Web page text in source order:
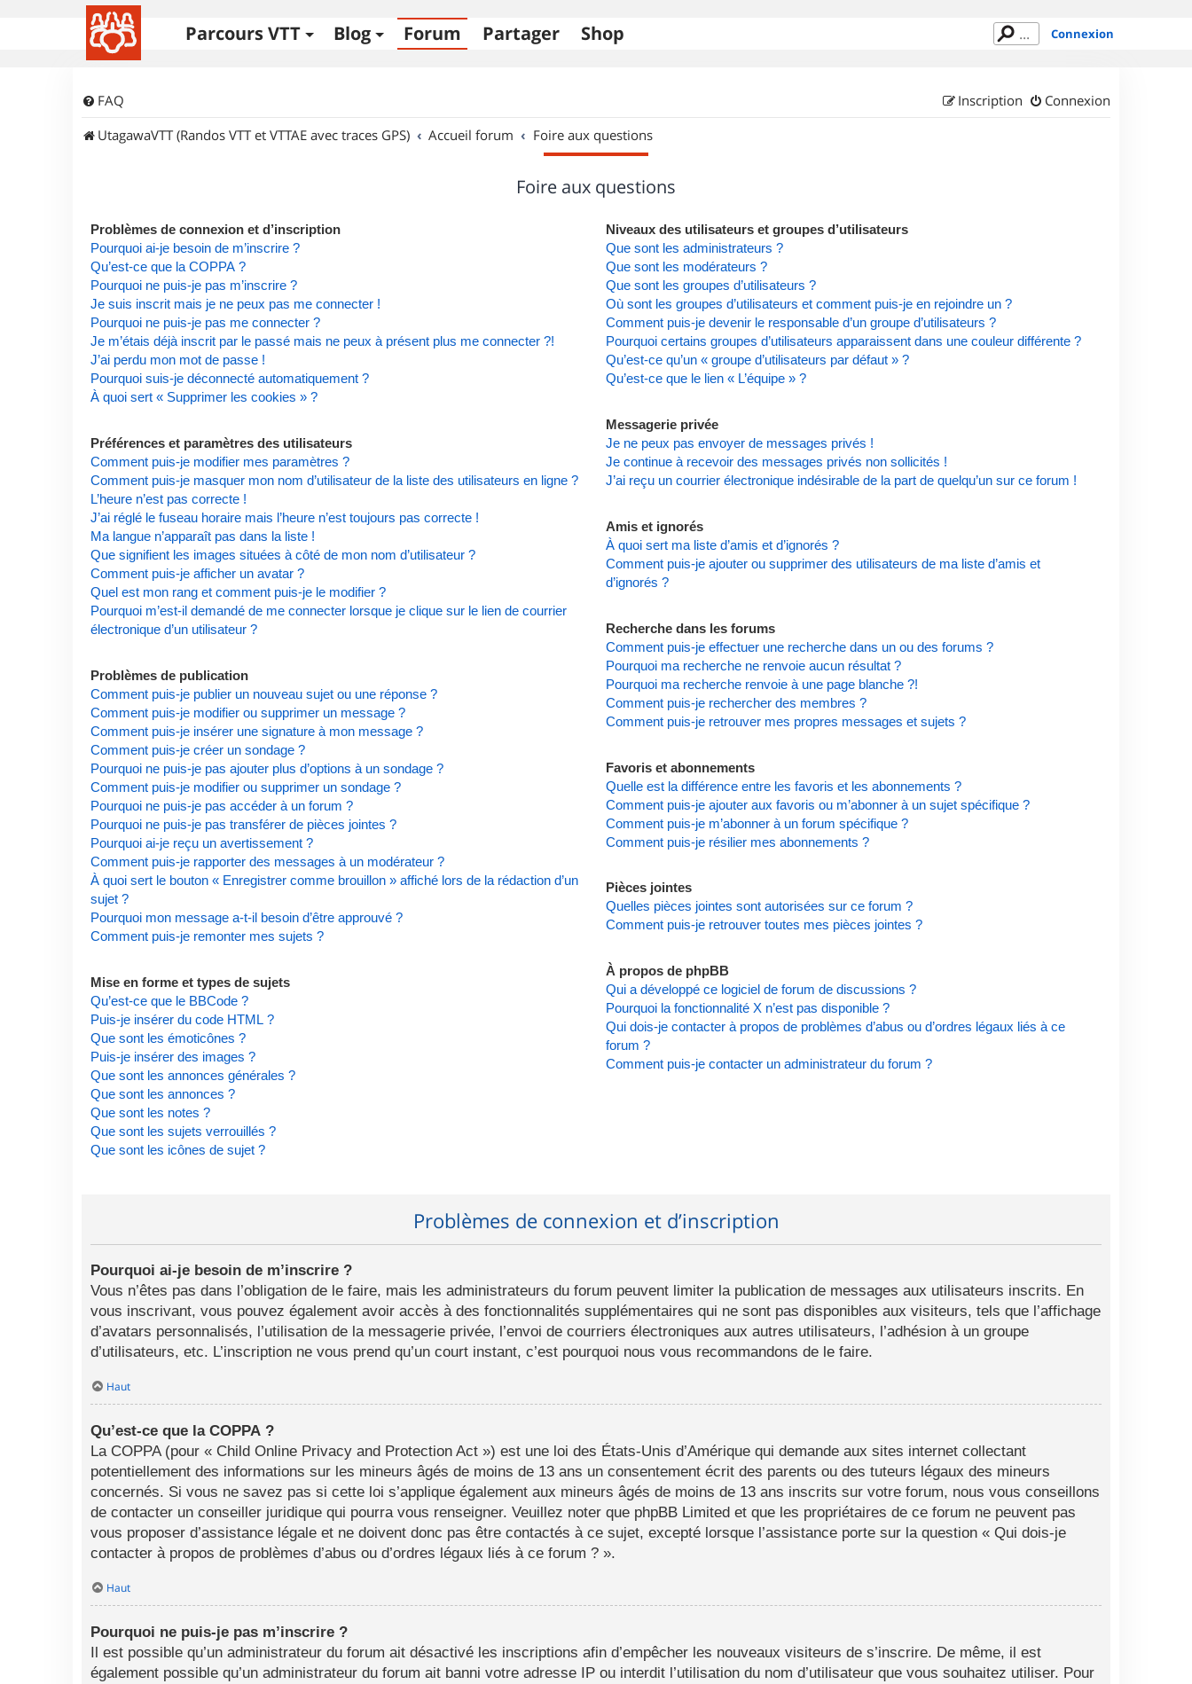
Parcours VTT Blog Forum Partager Shop Connexion
FAQ Connexion
Inscription
UtagawaVTT (Randos VTT et VTTAE avec traces GPS)
Accueil forum Foire aux questions
Foire aux questions
Problèmes de connexion et d’inscription
Pourquoi ai-je besoin de m’inscrire ?
Qu’est-ce que la COPPA ?
Pourquoi ne puis-je pas m’inscrire ?
Je suis inscrit mais je ne peux pas me connecter !
Pourquoi ne puis-je pas me connecter ?
Je m’étais déjà inscrit par le passé mais ne peux à présent plus me connecter ?!
J’ai perdu mon mot de passe !
Pourquoi suis-je déconnecté automatiquement ?
À quoi sert « Supprimer les cookies » ?
Préférences et paramètres des utilisateurs
Comment puis-je modifier mes paramètres ?
Comment puis-je masquer mon nom d’utilisateur de la liste des utilisateurs en ligne ?
L’heure n’est pas correcte !
J’ai réglé le fuseau horaire mais l’heure n’est toujours pas correcte !
Ma langue n’apparaît pas dans la liste !
Que signifient les images situées à côté de mon nom d’utilisateur ?
Comment puis-je afficher un avatar ?
Quel est mon rang et comment puis-je le modifier ?
Pourquoi m’est-il demandé de me connecter lorsque je clique sur le lien de courrier
électronique d’un utilisateur ?
Problèmes de publication
Comment puis-je publier un nouveau sujet ou une réponse ?
Comment puis-je modifier ou supprimer un message ?
Comment puis-je insérer une signature à mon message ?
Comment puis-je créer un sondage ?
Pourquoi ne puis-je pas ajouter plus d’options à un sondage ?
Comment puis-je modifier ou supprimer un sondage ?
Pourquoi ne puis-je pas accéder à un forum ?
Pourquoi ne puis-je pas transférer de pièces jointes ?
Pourquoi ai-je reçu un avertissement ?
Comment puis-je rapporter des messages à un modérateur ?
À quoi sert le bouton « Enregistrer comme brouillon » affiché lors de la rédaction d’un
sujet ?
Pourquoi mon message a-t-il besoin d’être approuvé ?
Comment puis-je remonter mes sujets ?
Mise en forme et types de sujets
Qu’est-ce que le BBCode ?
Puis-je insérer du code HTML ?
Que sont les émoticônes ?
Puis-je insérer des images ?
Que sont les annonces générales ?
Que sont les annonces ?
Que sont les notes ?
Que sont les sujets verrouillés ?
Que sont les icônes de sujet ?
Niveaux des utilisateurs et groupes d’utilisateurs
Que sont les administrateurs ?
Que sont les modérateurs ?
Que sont les groupes d’utilisateurs ?
Où sont les groupes d’utilisateurs et comment puis-je en rejoindre un ?
Comment puis-je devenir le responsable d’un groupe d’utilisateurs ?
Pourquoi certains groupes d’utilisateurs apparaissent dans une couleur différente ?
Qu’est-ce qu’un « groupe d’utilisateurs par défaut » ?
Qu’est-ce que le lien « L’équipe » ?
Messagerie privée
Je ne peux pas envoyer de messages privés !
Je continue à recevoir des messages privés non sollicités !
J’ai reçu un courrier électronique indésirable de la part de quelqu’un sur ce forum !
Amis et ignorés
À quoi sert ma liste d’amis et d’ignorés ?
Comment puis-je ajouter ou supprimer des utilisateurs de ma liste d’amis et
d’ignorés ?
Recherche dans les forums
Comment puis-je effectuer une recherche dans un ou des forums ?
Pourquoi ma recherche ne renvoie aucun résultat ?
Pourquoi ma recherche renvoie à une page blanche ?!
Comment puis-je rechercher des membres ?
Comment puis-je retrouver mes propres messages et sujets ?
Favoris et abonnements
Quelle est la différence entre les favoris et les abonnements ?
Comment puis-je ajouter aux favoris ou m’abonner à un sujet spécifique ?
Comment puis-je m’abonner à un forum spécifique ?
Comment puis-je résilier mes abonnements ?
Pièces jointes
Quelles pièces jointes sont autorisées sur ce forum ?
Comment puis-je retrouver toutes mes pièces jointes ?
À propos de phpBB
Qui a développé ce logiciel de forum de discussions ?
Pourquoi la fonctionnalité X n’est pas disponible ?
Qui dois-je contacter à propos de problèmes d’abus ou d’ordres légaux liés à ce
forum ?
Comment puis-je contacter un administrateur du forum ?
Problèmes de connexion et d’inscription
Pourquoi ai-je besoin de m’inscrire ?
Vous n’êtes pas dans l’obligation de le faire, mais les administrateurs du forum peuvent limiter la publication de messages aux utilisateurs inscrits. En
vous inscrivant, vous pouvez également avoir accès à des fonctionnalités supplémentaires qui ne sont pas disponibles aux visiteurs, tels que l’affichage
d’avatars personnalisés, l’utilisation de la messagerie privée, l’envoi de courriers électroniques aux autres utilisateurs, l’adhésion à un groupe
d’utilisateurs, etc. L’inscription ne vous prend qu’un court instant, c’est pourquoi nous vous recommandons de le faire.
Haut
Qu’est-ce que la COPPA ?
La COPPA (pour « Child Online Privacy and Protection Act ») est une loi des États-Unis d’Amérique qui demande aux sites internet collectant
potentiellement des informations sur les mineurs âgés de moins de 13 ans un consentement écrit des parents ou des tuteurs légaux des mineurs
concernés. Si vous ne savez pas si cette loi s’applique également aux mineurs âgés de moins de 13 ans inscrits sur votre forum, nous vous conseillons
de contacter un conseiller juridique qui pourra vous renseigner. Veuillez noter que phpBB Limited et que les propriétaires de ce forum ne peuvent pas
vous proposer d’assistance légale et ne doivent donc pas être contactés à ce sujet, excepté lorsque l’assistance porte sur la question « Qui dois-je
contacter à propos de problèmes d’abus ou d’ordres légaux liés à ce forum ? ».
Haut
Pourquoi ne puis-je pas m’inscrire ?
Il est possible qu’un administrateur du forum ait désactivé les inscriptions afin d’empêcher les nouveaux visiteurs de s’inscrire. De même, il est
également possible qu’un administrateur du forum ait banni votre adresse IP ou interdit l’utilisation du nom d’utilisateur que vous souhaitez utiliser. Pour